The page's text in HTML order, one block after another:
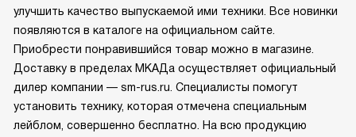
улучшить качество выпускаемой ими техники. Все новинки
появляются в каталоге на официальном сайте.
Приобрести понравившийся товар можно в магазине.
Доставку в пределах МКАДа осуществляет официальный
дилер компании — sm-rus.ru. Специалисты помогут
установить технику, которая отмечена специальным
лейблом, совершенно бесплатно. На всю продукцию